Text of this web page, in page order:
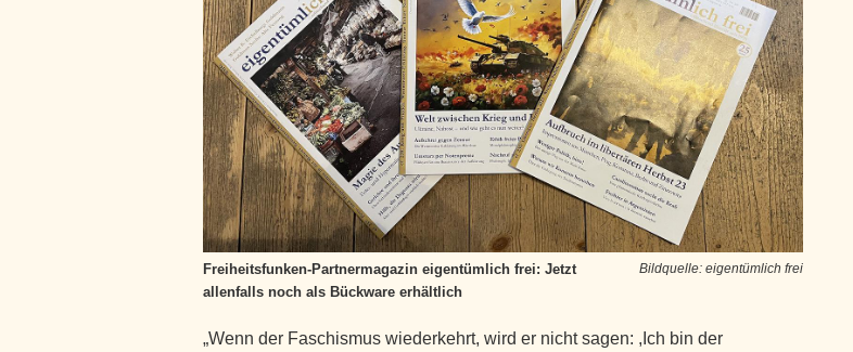
Bildquelle: eigentümlich frei
Freiheitsfunken-Partnermagazin eigentümlich frei: Jetzt
allenfalls noch als Bückware erhältlich
„Wenn der Faschismus wiederkehrt, wird er nicht sagen: ,Ich bin der